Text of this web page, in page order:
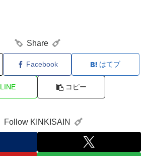
Share
Facebook はてブ
LINE コピー
Follow KINKISAIN